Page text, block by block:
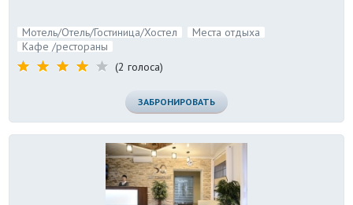
Мотель/Отель/Гостиница/Хостел
Места отдыха
Кафе /рестораны
(2 голоса)
ЗАБРОНИРОВАТЬ